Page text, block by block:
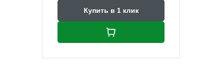
Купить в 1 клик